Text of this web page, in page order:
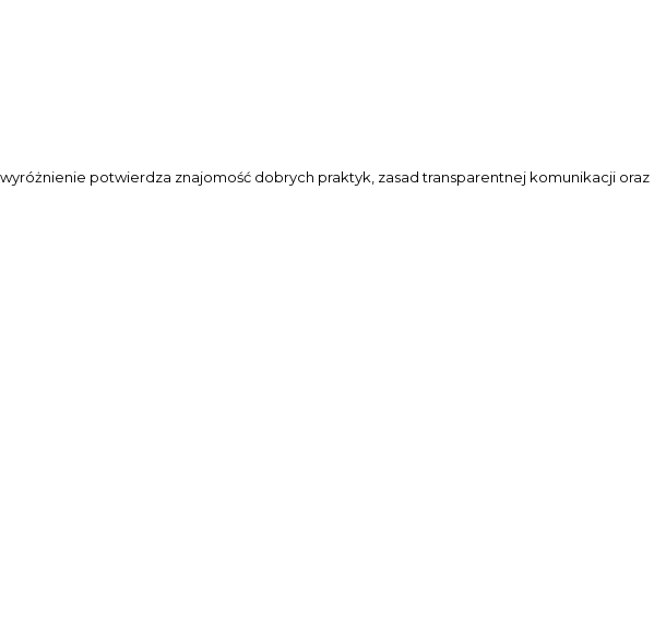
potwierdza znajomość dobrych praktyk, zasad transparentnej komunikacji oraz